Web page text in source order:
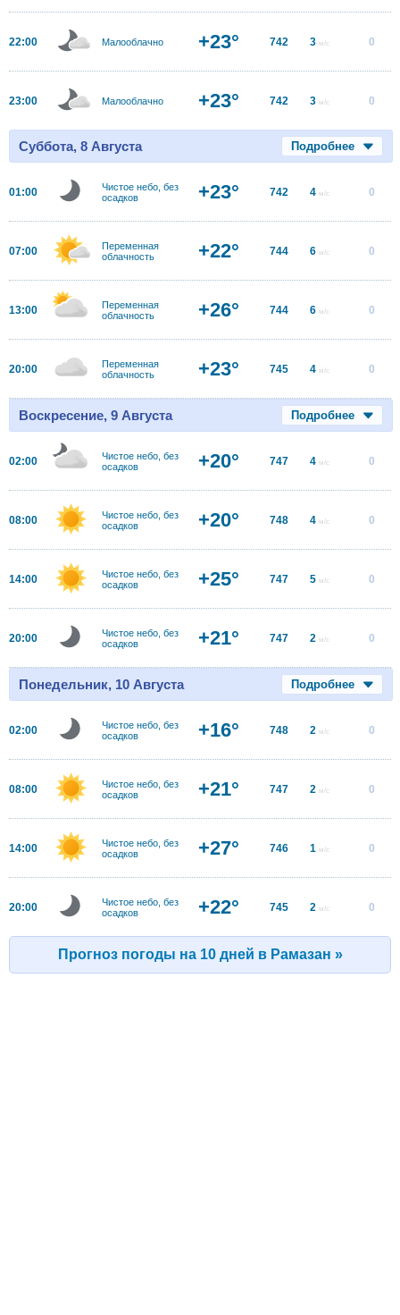
22:00 Малооблачно +23° 742 3 м/с 0
23:00 Малооблачно +23° 742 3 м/с 0
Суббота, 8 Августа Подробнее
01:00
Чистое небо, без
осадков
+23° 742 4 м/с 0
07:00
Переменная
облачность
+22° 744 6 м/с 0
13:00
Переменная
облачность
+26° 744 6 м/с 0
20:00
Переменная
облачность
+23° 745 4 м/с 0
Воскресение, 9 Августа Подробнее
02:00
Чистое небо, без
осадков
+20° 747 4 м/с 0
08:00
Чистое небо, без
осадков
+20° 748 4 м/с 0
14:00
Чистое небо, без
осадков
+25° 747 5 м/с 0
20:00
Чистое небо, без
осадков
+21° 747 2 м/с 0
Понедельник, 10 Августа Подробнее
02:00
Чистое небо, без
осадков
+16° 748 2 м/с 0
08:00
Чистое небо, без
осадков
+21° 747 2 м/с 0
14:00
Чистое небо, без
осадков
+27° 746 1 м/с 0
20:00
Чистое небо, без
осадков
+22° 745 2 м/с 0
Прогноз погоды на 10 дней в Рамазан »